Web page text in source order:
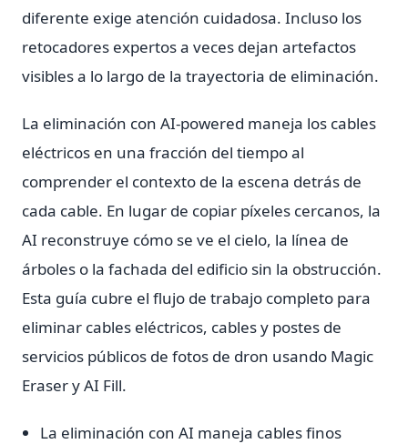
diferente exige atención cuidadosa. Incluso los
retocadores expertos a veces dejan artefactos
visibles a lo largo de la trayectoria de eliminación.
La eliminación con AI-powered maneja los cables
eléctricos en una fracción del tiempo al
comprender el contexto de la escena detrás de
cada cable. En lugar de copiar píxeles cercanos, la
AI reconstruye cómo se ve el cielo, la línea de
árboles o la fachada del edificio sin la obstrucción.
Esta guía cubre el flujo de trabajo completo para
eliminar cables eléctricos, cables y postes de
servicios públicos de fotos de dron usando Magic
Eraser y AI Fill.
La eliminación con AI maneja cables finos